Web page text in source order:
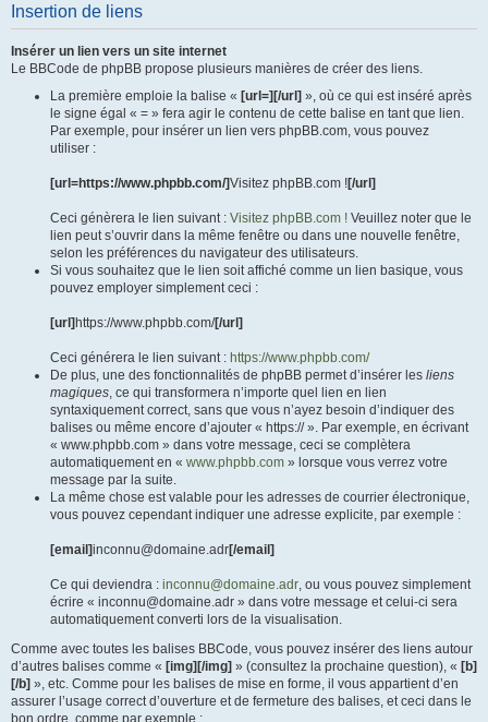
Insertion de liens
Insérer un lien vers un site internet
Le BBCode de phpBB propose plusieurs manières de créer des liens.
La première emploie la balise « [url=][/url] », où ce qui est inséré après
le signe égal « = » fera agir le contenu de cette balise en tant que lien.
Par exemple, pour insérer un lien vers phpBB.com, vous pouvez
utiliser :
[url=https://www.phpbb.com/]Visitez phpBB.com ![/url]
Ceci génèrera le lien suivant : Visitez phpBB.com ! Veuillez noter que le
lien peut s’ouvrir dans la même fenêtre ou dans une nouvelle fenêtre,
selon les préférences du navigateur des utilisateurs.
Si vous souhaitez que le lien soit affiché comme un lien basique, vous
pouvez employer simplement ceci :
[url] https://www.phpbb.com/[/url]
Ceci générera le lien suivant : https://www.phpbb.com/
De plus, une des fonctionnalités de phpBB permet d’insérer les liens
magiques, ce qui transformera n’importe quel lien en lien
syntaxiquement correct, sans que vous n’ayez besoin d’indiquer des
balises ou même encore d’ajouter « https:// ». Par exemple, en écrivant
« www.phpbb.com » dans votre message, ceci se complètera
automatiquement en « www.phpbb.com » lorsque vous verrez votre
message par la suite.
La même chose est valable pour les adresses de courrier électronique,
vous pouvez cependant indiquer une adresse explicite, par exemple :
[email]inconnu@domaine.adr[/email]
Ce qui deviendra : inconnu@domaine.adr, ou vous pouvez simplement
écrire « inconnu@domaine.adr » dans votre message et celui-ci sera
automatiquement converti lors de la visualisation.
Comme avec toutes les balises BBCode, vous pouvez insérer des liens autour
d’autres balises comme « [img][/img] » (consultez la prochaine question), « [b]
[/b] », etc. Comme pour les balises de mise en forme, il vous appartient d’en
assurer l’usage correct d’ouverture et de fermeture des balises, et ceci dans le
bon ordre, comme par exemple :